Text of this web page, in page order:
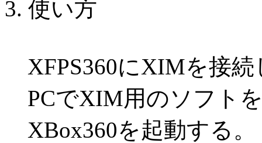
3. 使い方
XFPS360にXIMを接続
PCでXIM用のソフト
XBox360を起動する。